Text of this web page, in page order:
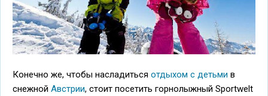
Конечно же, чтобы насладиться отдыхом с детьми в
снежной Австрии, стоит посетить горнолыжный Sportwelt